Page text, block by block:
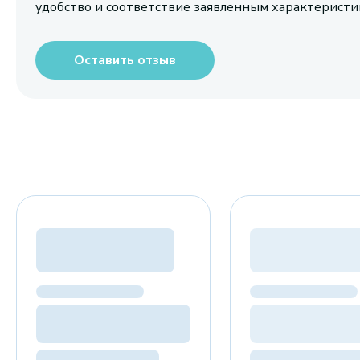
удобство и соответствие заявленным
Оставить отзыв